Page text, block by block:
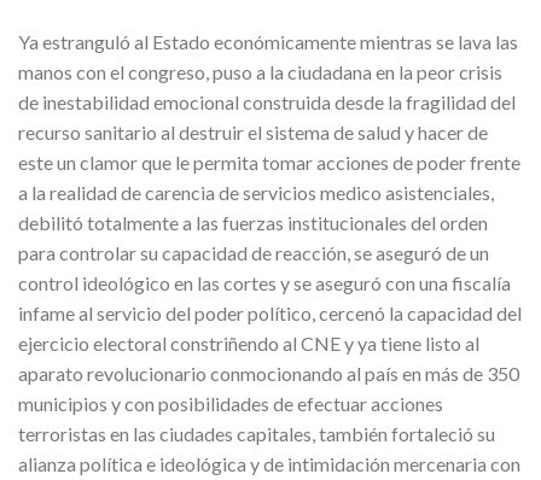
Ya estranguló al Estado económicamente mientras se lava las
manos con el congreso, puso a la ciudadana en la peor crisis
de inestabilidad emocional construida desde la fragilidad del
recurso sanitario al destruir el sistema de salud y hacer de
este un clamor que le permita tomar acciones de poder frente
a la realidad de carencia de servicios medico asistenciales,
debilitó totalmente a las fuerzas institucionales del orden
para controlar su capacidad de reacción, se aseguró de un
control ideológico en las cortes y se aseguró con una fiscalía
infame al servicio del poder político, cercenó la capacidad del
ejercicio electoral constriñendo al CNE y ya tiene listo al
aparato revolucionario conmocionando al país en más de 350
municipios y con posibilidades de efectuar acciones
terroristas en las ciudades capitales, también fortaleció su
alianza política e ideológica y de intimidación mercenaria con